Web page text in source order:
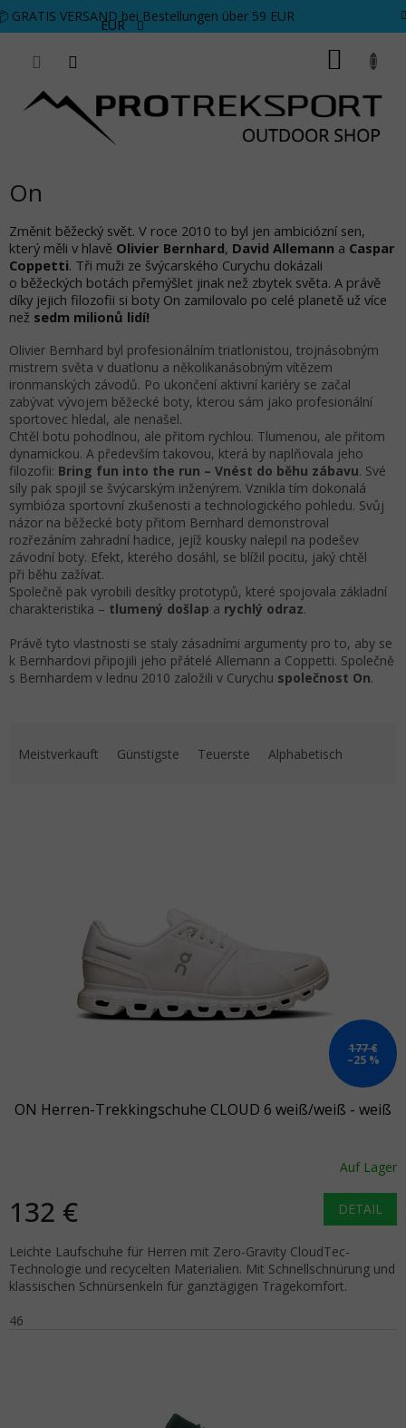
Zum Inhalt springen
GRATIS VERSAND bei Bestellungen über 59 EUR
EUR
On
Změnit běžecký svět. V roce 2010 to byl jen ambiciózní sen,
který měli v hlavě Olivier Bernhard, David Allemann a Caspar
Coppetti. Tři muži ze švýcarského Curychu dokázali
o běžeckých botách přemýšlet jinak než zbytek světa. A právě
díky jejich filozofii si boty On zamilovalo po celé planetě už více
než sedm milionů lidí!
Olivier Bernhard byl profesionálním triatlonistou, trojnásobným
mistrem světa v duatlonu a několikanásobným vítězem
ironmanských závodů. Po ukončení aktivní kariéry se začal
zabývat vývojem běžecké boty, kterou sám jako profesionální
sportovec hledal, ale nenašel.
Chtěl botu pohodlnou, ale přitom rychlou. Tlumenou, ale přitom
dynamickou. A především takovou, která by naplňovala jeho
filozofii: Bring fun into the run – Vnést do běhu zábavu. Své
síly pak spojil se švýcarským inženýrem. Vznikla tím dokonalá
symbióza sportovní zkušenosti a technologického pohledu. Svůj
názor na běžecké boty přitom Bernhard demonstroval
rozřezáním zahradní hadice, jejíž kousky nalepil na podešev
závodní boty. Efekt, kterého dosáhl, se blížil pocitu, jaký chtěl
při běhu zažívat.
Společně pak vyrobili desítky prototypů, které spojovala základní
charakteristika – tlumený došlap a rychlý odraz.
Právě tyto vlastnosti se staly zásadními argumenty pro to, aby se
k Bernhardovi připojili jeho přátelé Allemann a Coppetti. Společně
s Bernhardem v lednu 2010 založili v Curychu společnost On.
Meistverkauft Günstigste Teuerste Alphabetisch
177 €
–25 %
ON Herren-Trekkingschuhe CLOUD 6 weiß/weiß - weiß
Auf Lager
132 € DETAIL
Leichte Laufschuhe für Herren mit Zero-Gravity CloudTec-
Technologie und recycelten Materialien. Mit Schnellschnürung und
klassischen Schnürsenkeln für ganztägigen Tragekomfort.
46